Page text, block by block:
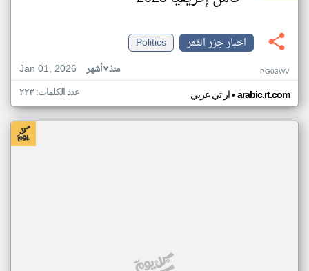
اخبار جزر القمر
Politics
Jan 01, 2026
منذ ٧ أشهر PG03WV
ار تي عربي• arabic.rt.com عدد الكلمات: ٢٢٣